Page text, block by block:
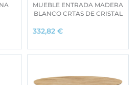
MUEBLE ENTRADA MADERA
BLANCO CRTAS DE CRISTAL
332,82 €